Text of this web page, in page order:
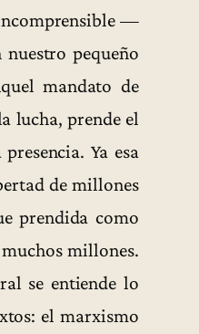
—
pequeño
mandato de
lucha, prende el
Ya esa
de millones
prendida como
millones.
se entiende lo
el marxismo